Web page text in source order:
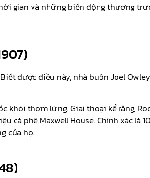
gian và những biến động thương
được điều này, nhà buôn Joel
khói thơm lừng. Giai thoại kể rằng,
cà phê Maxwell House. Chính xác
của họ.